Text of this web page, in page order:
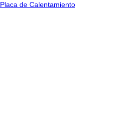
Placa de Calentamiento